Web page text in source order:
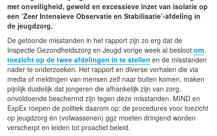
met onveiligheid, geweld en excessieve inzet van isolatie op
een ‘Zeer Intensieve Observatie en Stabilisatie’-afdeling in
de jeugdzorg.
De getoonde misstanden in het rapport zijn zo erg dat de
Inspectie Gezondheidszorg en Jeugd vorige week al besloot om
toezicht op de twee afdelingen in te stellen en de misstanden
nader te onderzoeken. Het rapport en diverse verhalen die via
media of meldingen van mensen zelf naar buiten komen, maken
pijnlijk duidelijk dat jongeren die afhankelijk zijn van zorg,
onvoldoende beschermd zijn tegen deze misstanden. MIND en
ExpEx roepen de politiek daarom op: de procedures voor toezicht
op jeugdzorg én (volwassenen) ggz moeten dringend worden
verscherpt en leiden tot proactief beleid.